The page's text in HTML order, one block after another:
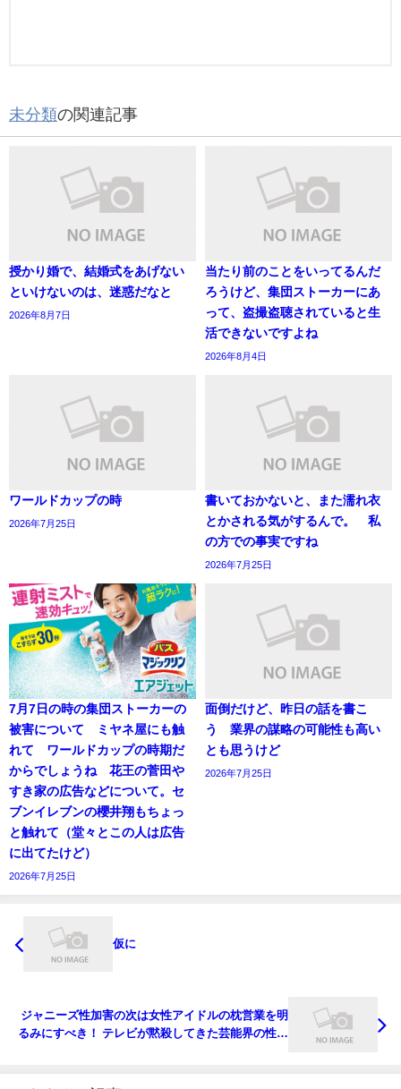
未分類の関連記事
授かり婚で、結婚式をあげない
といけないのは、迷惑だなと
2026年8月7日
当たり前のことをいってるんだ
ろうけど、集団ストーカーにあ
って、盗撮盗聴されていると生
活できないですよね
2026年8月4日
ワールドカップの時
2026年7月25日
書いておかないと、また濡れ衣
とかされる気がするんで。 私
の方での事実ですね
2026年7月25日
7月7日の時の集団ストーカーの
被害について ミヤネ屋にも触
れて ワールドカップの時期だ
からでしょうね 花王の菅田や
すき家の広告などについて。セ
ブンイレブンの櫻井翔もちょっ
と触れて（堂々とこの人は広告
に出てたけど）
2026年7月25日
面倒だけど、昨日の話を書こ
う 業界の謀略の可能性も高い
とも思うけど
2026年7月25日
仮に
ジャニーズ性加害の次は女性アイドルの枕営業を明
るみにすべき！ テレビが黙殺してきた芸能界の性的